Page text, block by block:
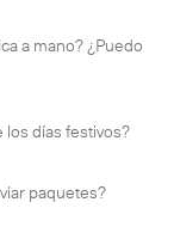
a mano? ¿Puedo
días festivos?
paquetes?